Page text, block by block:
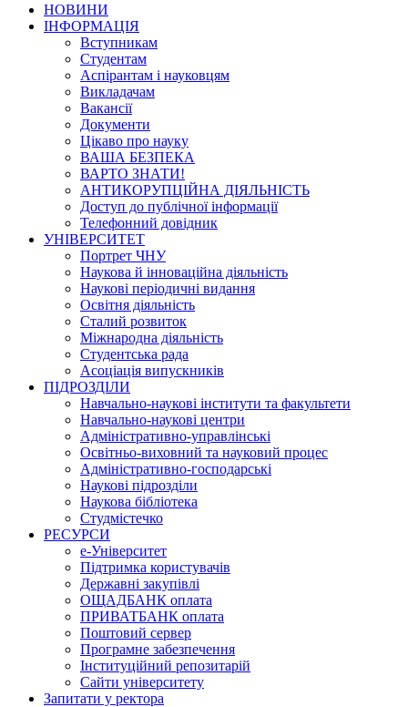
НОВИНИ
ІНФОРМАЦІЯ
Вступникам
Студентам
Аспірантам і науковцям
Викладачам
Вакансії
Документи
Цікаво про науку
ВАША БЕЗПЕКА
ВАРТО ЗНАТИ!
АНТИКОРУПЦІЙНА ДІЯЛЬНІСТЬ
Доступ до публічної інформації
Телефонний довідник
УНІВЕРСИТЕТ
Портрет ЧНУ
Наукова й інноваційна діяльність
Наукові періодичні видання
Освітня діяльність
Сталий розвиток
Міжнародна діяльність
Студентська рада
Асоціація випускників
ПІДРОЗДІЛИ
Навчально-наукові інститути та факультети
Навчально-наукові центри
Адміністративно-управлінські
Освітньо-виховний та науковий процес
Адміністративно-господарські
Наукові підрозділи
Наукова бібліотека
Студмістечко
РЕСУРСИ
е-Університет
Підтримка користувачів
Державні закупівлі
ОЩАДБАНК оплата
ПРИВАТБАНК оплата
Поштовий сервер
Програмне забезпечення
Інституційний репозитарій
Сайти університету
Запитати у ректора